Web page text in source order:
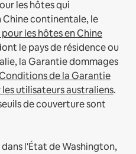
les hôtes qui
Chine continentale, le
les hôtes en Chine
le pays de résidence ou
la Garantie dommages
de la Garantie
utilisateurs australiens.
de couverture sont
l'État de Washington,